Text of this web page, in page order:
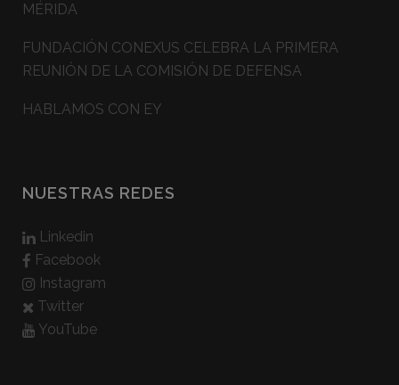
MÉRIDA
FUNDACIÓN CONEXUS CELEBRA LA PRIMERA
REUNIÓN DE LA COMISIÓN DE DEFENSA
HABLAMOS CON EY
NUESTRAS REDES
Linkedin
Facebook
Instagram
Twitter
YouTube